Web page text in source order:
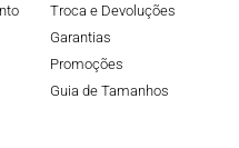
Troca e Devoluções
Garantias
Promoções
Guia de Tamanhos